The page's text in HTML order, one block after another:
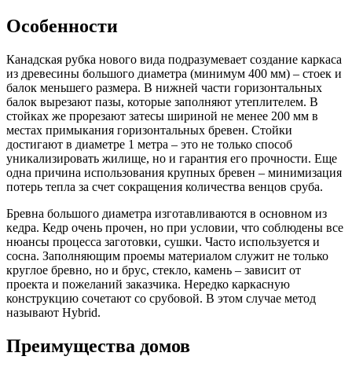
Особенности
Канадская рубка нового вида подразумевает создание каркаса
из древесины большого диаметра (минимум 400 мм) – стоек и
балок меньшего размера. В нижней части горизонтальных
балок вырезают пазы, которые заполняют утеплителем. В
стойках же прорезают затесы шириной не менее 200 мм в
местах примыкания горизонтальных бревен. Стойки
достигают в диаметре 1 метра – это не только способ
уникализировать жилище, но и гарантия его прочности. Еще
одна причина использования крупных бревен – минимизация
потерь тепла за счет сокращения количества венцов сруба.
Бревна большого диаметра изготавливаются в основном из
кедра. Кедр очень прочен, но при условии, что соблюдены все
нюансы процесса заготовки, сушки. Часто используется и
сосна. Заполняющим проемы материалом служит не только
круглое бревно, но и брус, стекло, камень – зависит от
проекта и пожеланий заказчика. Нередко каркасную
конструкцию сочетают со срубовой. В этом случае метод
называют Hybrid.
Преимущества домов